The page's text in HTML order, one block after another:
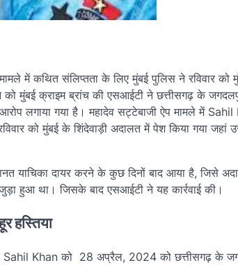
में कथित संलिप्तता के लिए मुंबई पुलिस ने रविवार
मुंबई क्राइम ब्रांच की एसआईटी ने छत्तीसगढ़ के
लगाया गया है। महादेव सट्टेबाजी ऐप मामले में
को मुंबई के शिंदेवाड़ी अदालत में पेश किया गया
याचिका दायर करने के कुछ दिनों बाद आया है, जिसे
हुआ था। जिसके बाद एसआईटी ने यह कार्रवाई की।
हस्तिया
Sahil Khan को 28 अप्रैल, 2024 को छत्तीसगढ़ के